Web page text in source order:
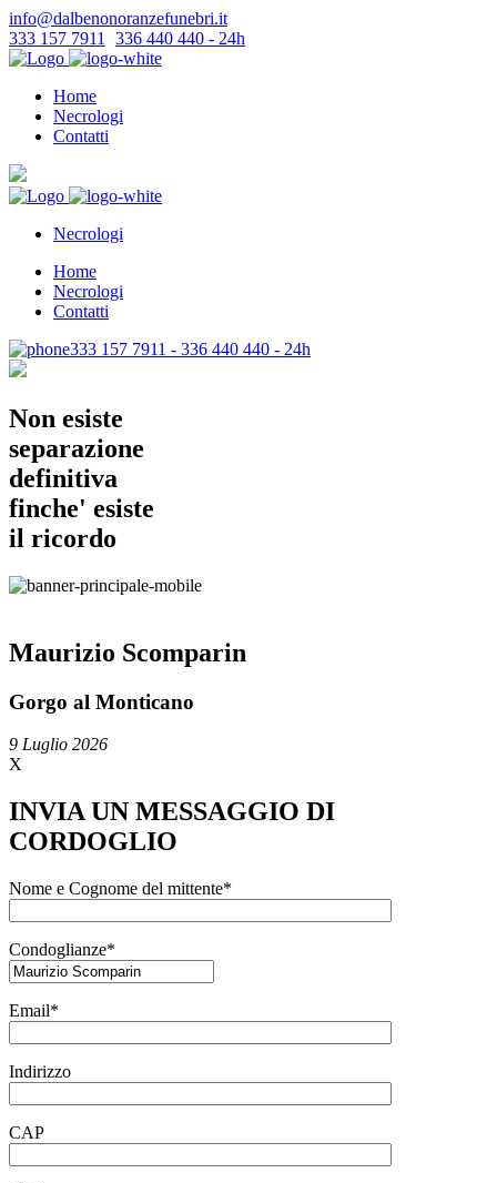
info@dalbenonoranzefunebri.it
333 157 7911
336 440 440 - 24h
Home
Necrologi
Contatti
Necrologi
Home
Necrologi
Contatti
333 157 7911 - 336 440 440 - 24h
Non esiste
separazione
definitiva
finche' esiste
il ricordo
Maurizio Scomparin
Gorgo al Monticano
9 Luglio 2026
X
INVIA UN MESSAGGIO DI
CORDOGLIO
Nome e Cognome del mittente*
Condoglianze*
Email*
Indirizzo
CAP